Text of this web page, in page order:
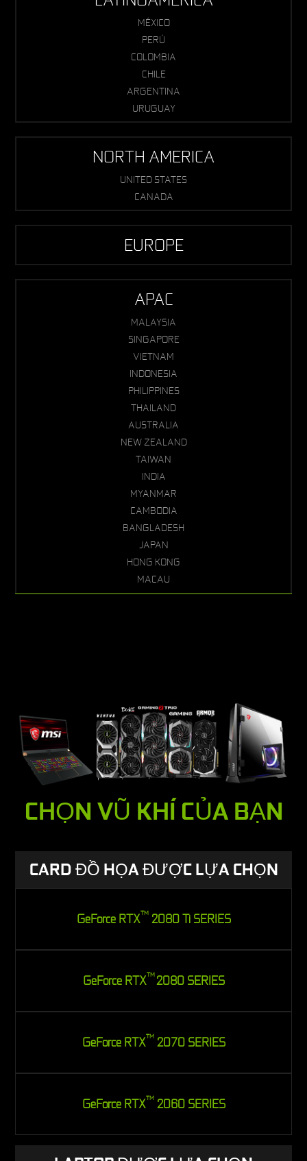
MÉXICO
PERÚ
COLOMBIA
CHILE
ARGENTINA
URUGUAY
NORTH AMERICA
UNITED STATES
CANADA
EUROPE
APAC
MALAYSIA
SINGAPORE
VIETNAM
INDONESIA
PHILIPPINES
THAILAND
AUSTRALIA
NEW ZEALAND
TAIWAN
INDIA
MYANMAR
CAMBODIA
BANGLADESH
JAPAN
HONG KONG
MACAU
CHỌN VŨ KHÍ CỦA BẠN
CARD ĐỒ HỌA ĐƯỢC LỰA CHỌN
GeForce RTXTM2080 Ti SERIES
GeForce RTXTM2080 SERIES
GeForce RTXTM2070 SERIES
GeForce RTXTM2060 SERIES